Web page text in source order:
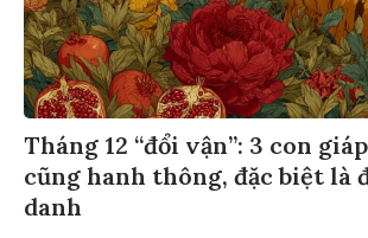
Tháng 12 “đổi vận”: 3 con
cũng hanh thông, đặc biệt là
danh